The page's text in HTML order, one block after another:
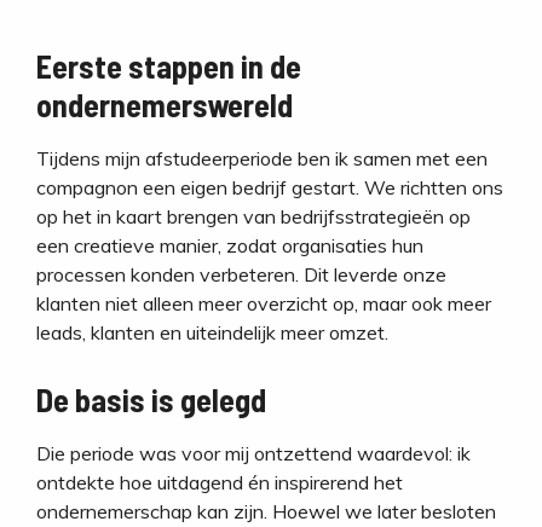
Eerste stappen in de
ondernemerswereld
Tijdens mijn afstudeerperiode ben ik samen met een
compagnon een eigen bedrijf gestart. We richtten ons
op het in kaart brengen van bedrijfsstrategieën op
een creatieve manier, zodat organisaties hun
processen konden verbeteren. Dit leverde onze
klanten niet alleen meer overzicht op, maar ook meer
leads, klanten en uiteindelijk meer omzet.
De basis is gelegd
Die periode was voor mij ontzettend waardevol: ik
ontdekte hoe uitdagend én inspirerend het
ondernemerschap kan zijn. Hoewel we later besloten